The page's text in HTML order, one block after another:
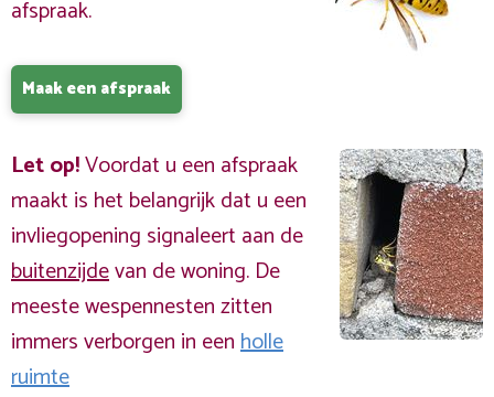
afspraak.
Maak een afspraak
Let op!Voordat u een afspraak
maakt is het belangrijk dat u een
invliegopening signaleert aan de
buitenzijdevan de woning. De
meeste wespennesten zitten
immers verborgen in eenholle
ruimte